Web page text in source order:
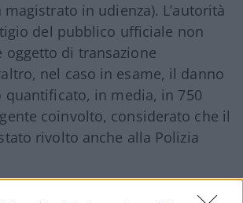
magistrato in udienza). L’autorità
del pubblico ufficiale non
oggetto di transazione
nel caso in esame, il danno
quantificato, in media, in 750
coinvolto, considerato che il
rivolto anche alla Polizia